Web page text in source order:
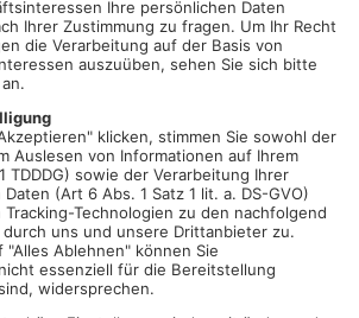
Fortsetzung im Prozess gegen die
2021 ihren Ehemann heimtückisch zu
soll. Beim Prozessauftakt sprach die
Tränen davon, wie sehr ihr die Tat
auf ihren Mann eingestochen haben
Dach geklettert und 6 Meter in die Tiefe
Ehemann schwieg gestern als Zeuge.